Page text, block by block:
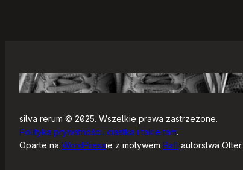
silva rerum © 2025. Wszelkie prawa zastrzeżone.
Polityka prywatności, ciastka i takie tam.
Oparte na WordPressie z motywem Raft autorstwa Otter.